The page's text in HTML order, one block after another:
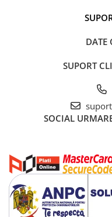
Religie și spiritualitate
Gastronomie și hobby
Filosofie și eseuri
Dicționare și ghiduri de
Literatură în limbi străine
Planificare și agende
Agende datate
Agende nedatate
Agende pentru copii
DATE
SUPORT
SOCIAL